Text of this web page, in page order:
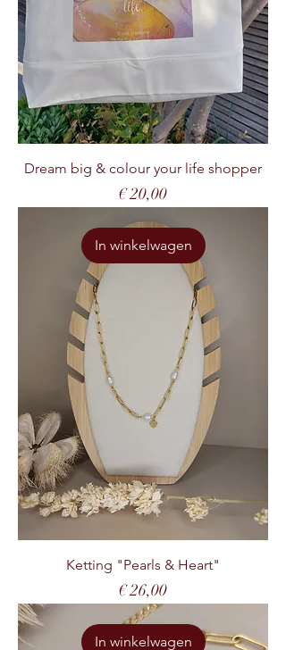
Dream big & colour your life shopper
Prijs
€ 20,00
In winkelwagen
Ketting "Pearls & Heart"
Prijs
€ 26,00
In winkelwagen